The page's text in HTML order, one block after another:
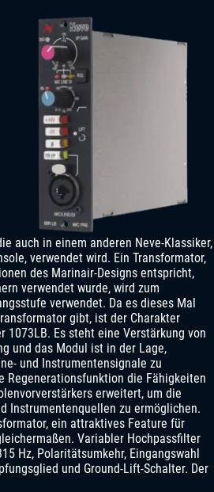
auch in einem anderen Neve-Klassiker,
verwendet wird. Ein Transformator,
des Marinair-Designs entspricht,
verwendet wurde, wird zum
verwendet. Da es dieses Mal
gibt, ist der Charakter
1073LB. Es steht eine Verstärkung von
und das Modul ist in der Lage,
und Instrumentensignale zu
Regenerationsfunktion die Fähigkeiten
erweitert, um die
Instrumentenquellen zu ermöglichen.
ein attraktives Feature für
Variabler Hochpassfilter
Hz, Polaritätsumkehr, Eingangswahl
und Ground-Lift-Schalter. Der